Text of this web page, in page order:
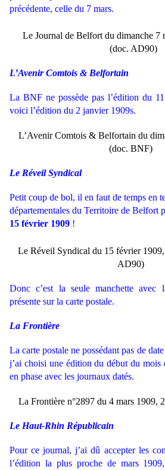
précédente, celle du 7 mars.
Le Journal de Belfort du dimanche 7
(doc. AD90)
L’Avenir Comtois & Belfortain
La BNF ne possède pas l’édition du
voici l’édition du 2 janvier 1909s.
L’Avenir Comtois & Belfortain du
(doc. BNF)
Le Réveil Syndical
Petit coup de bol, il en faut de temps en
départementales du Territoire de Belfort
15 février 1909 !
Le Réveil Syndical du 15 février
AD90)
Donc c’est la seule manchette avec
présente sur la carte postale.
La Frontière
La carte postale ne possédant pas de
j’ai choisi une édition du début du mois
en phase avec les journaux datés.
La Frontière n°2897 du 4 mars 1909,
Le Haut-Rhin Républicain
Pour ce journal, j’ai dû accepter les
l’édition la plus proche de mars